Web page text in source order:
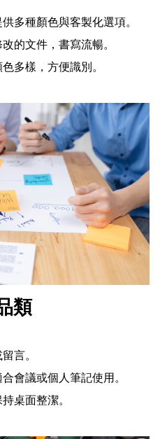
多種顏色與客製化選項。
的文件，書寫流暢。
多樣，方便識別。
類
言。
會議或個人筆記使用。
桌面整潔。